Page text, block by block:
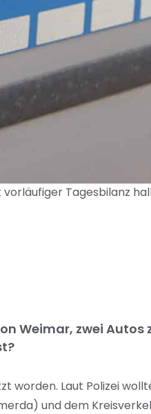
Tagesbilanz
Weimar, zwei Autos
worden. Laut Polizei
und dem